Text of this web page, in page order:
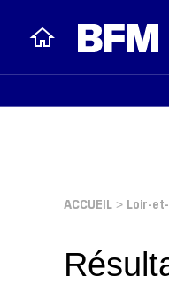
ACCUEIL > Loir-